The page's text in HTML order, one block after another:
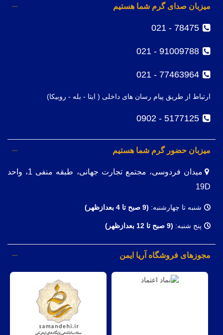
میزبان صدای گرم شما هستیم
78475 - 021
91009788 - 021
77463964 - 021
ارتباط از طریق پیام رسان های داخلی ( ایتا - بله - روبیکا)
5177125 - 0902
میزبان حضور گرم شما هستیم
میدان فردوسی، مجتمع تجارت جهانی، طبقه منفی 1، واحد
19D
شنبه تا چهارشنبه: (9 صبح تا 4 بعدازظهر)
پنج شنبه: (9 صبح تا 12 بعدازظهر)
مجوزهای فروشگاه آریا ایمن